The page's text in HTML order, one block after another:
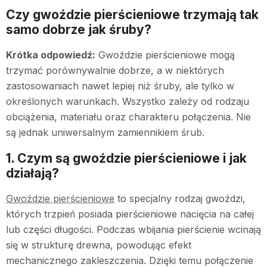
Czy gwoździe pierścieniowe trzymają tak
samo dobrze jak śruby?
Krótka odpowiedź: Gwoździe pierścieniowe mogą
trzymać porównywalnie dobrze, a w niektórych
zastosowaniach nawet lepiej niż śruby, ale tylko w
określonych warunkach. Wszystko zależy od rodzaju
obciążenia, materiału oraz charakteru połączenia. Nie
są jednak uniwersalnym zamiennikiem śrub.
1. Czym są gwoździe pierścieniowe i jak
działają?
Gwoździe pierścieniowe to specjalny rodzaj gwoździ,
których trzpień posiada pierścieniowe nacięcia na całej
lub części długości. Podczas wbijania pierścienie wcinają
się w strukturę drewna, powodując efekt
mechanicznego zakleszczenia. Dzięki temu połączenie